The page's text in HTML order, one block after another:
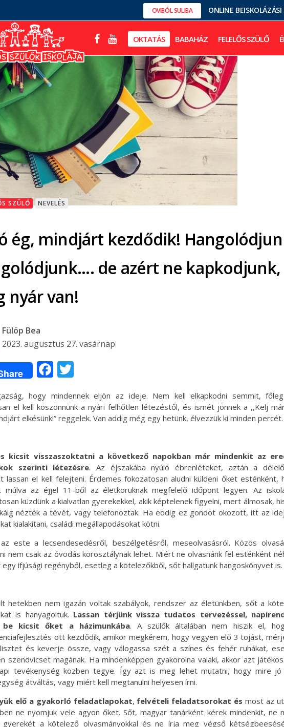
OVIBÓL SULIBA ONLINE BEISKOLÁZÁSI
OKTATÁS BABAHÁZ FELELŐS SZÜLŐ
SZÜLŐ NEVELÉS
ég, mindjárt kezdődik!
de azért ne kapkodjunk,
nyár van!
Fülöp Bea
2023. augusztus 27. vasárnap
Facebook
hogy mindennek eljön az ideje. Nem kell elkapkodni semmit,
el kell köszönnünk a nyári felhőtlen létezéstől, és ismét jönnek a ,,Kelj
elkésünk!” reggelek. Van addig még egy hetünk, élvezzük ki minden percét.
kicsit visszaszoktatni a következő napokban már mindenkit az
szerinti létezésre. Az éjszakába nyúló ébrenléteket, aztán a
lassan el kell felejteni. Érdemes fokozatosan aludni küldeni őket esténként,
az éjjel 11-ből az életkoruknak megfelelő időpont legyen. Az
küzdünk a kialvatlan gyerekekkel, akik képtelenek figyelni, mert álmosak,
nézték a tévét, vagy telefonoztak. Ha eddig ez gondot okozott, itt az
kialakítani, családi megállapodásokat kötni.
este a lecsendesedésről, beszélgetésről, meseolvasásról. Közös
nem csak az óvodás korosztálynak lehet. Miért ne olvasnánk fel esténként
egy ifjúsági regényből, esetleg a kötelezőkből, sőt hallgatunk hangoskönyvet is.
hetekben nem igazán voltak szabályok, rendszer az életünkben, sőt a
is hanyagoltuk. Lassan térjünk vissza tudatos tervezéssel,
be kicsit őket a házimunkába. A szülők általában nem hiszik el,
ott kezdődik, amikor megkérem, hogy vegyen elő 3 tojást,
és keverje össze, vagy válogassa szét a színes és fehér ruhákat,
szendvicset magának. Ha mindenképpen gyakorolna valaki, akkor azt
tevékenység közben tegye. Így azt is meg lehet mutatni, hogy mire
átváltás, vagy miért kell megtanulni helyesen írni.
elő a gyakorló feladatlapokat, felvételi feladatsorokat ésmost az
ne nyomjuk vele agyon őket. Sőt, magyar tanárként kérek mindenkit, ne
gyerekét a kötelező olvasmányokkal és ne írja meg végső